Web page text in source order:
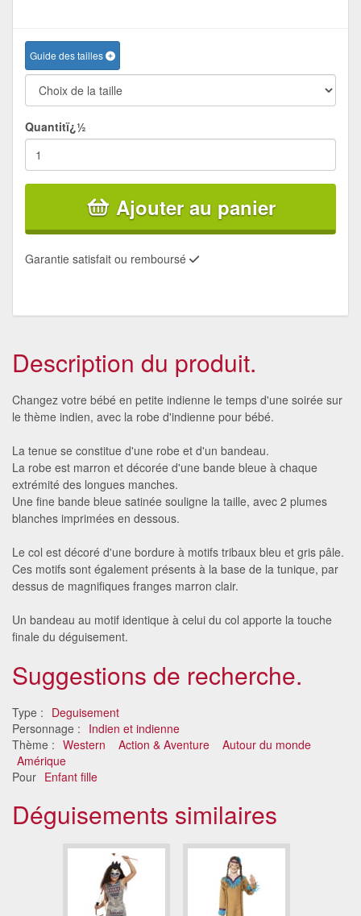
Guide des tailles
Quantitï¿½
Ajouter au panier
Garantie satisfait ou remboursé
Description du produit.
Changez votre bébé en petite indienne le temps d'une soirée sur
le thème indien, avec la robe d'indienne pour bébé.
La tenue se constitue d'une robe et d'un bandeau.
La robe est marron et décorée d'une bande bleue à chaque
extrémité des longues manches.
Une fine bande bleue satinée souligne la taille, avec 2 plumes
blanches imprimées en dessous.
Le col est décoré d'une bordure à motifs tribaux bleu et gris pâle.
Ces motifs sont également présents à la base de la tunique, par
dessus de magnifiques franges marron clair.
Un bandeau au motif identique à celui du col apporte la touche
finale du déguisement.
Suggestions de recherche.
Type : Deguisement
Personnage : Indien et indienne
Thème : Western Action & Aventure
Autour du monde
Amérique
Pour Enfant fille
Déguisements similaires